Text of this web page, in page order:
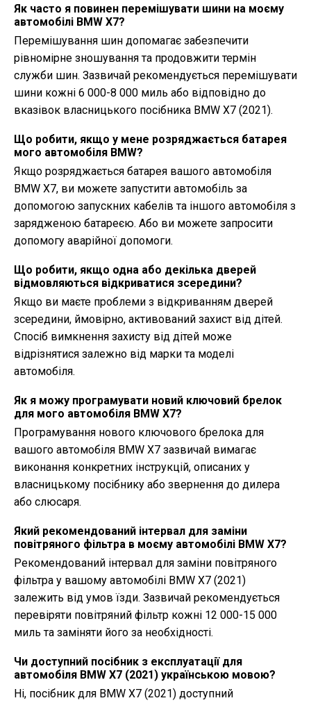
Як часто я повинен перемішувати шини на моєму
автомобілі BMW X7?
Перемішування шин допомагає забезпечити
рівномірне зношування та продовжити термін
служби шин. Зазвичай рекомендується перемішувати
шини кожні 6 000-8 000 миль або відповідно до
вказівок власницького посібника BMW X7 (2021).
Що робити, якщо у мене розряджається батарея
мого автомобіля BMW?
Якщо розряджається батарея вашого автомобіля
BMW X7, ви можете запустити автомобіль за
допомогою запускних кабелів та іншого автомобіля з
зарядженою батареєю. Або ви можете запросити
допомогу аварійної допомоги.
Що робити, якщо одна або декілька дверей
відмовляються відкриватися зсередини?
Якщо ви маєте проблеми з відкриванням дверей
зсередини, ймовірно, активований захист від дітей.
Спосіб вимкнення захисту від дітей може
відрізнятися залежно від марки та моделі
автомобіля.
Як я можу програмувати новий ключовий брелок
для мого автомобіля BMW X7?
Програмування нового ключового брелока для
вашого автомобіля BMW X7 зазвичай вимагає
виконання конкретних інструкцій, описаних у
власницькому посібнику або звернення до дилера
або слюсаря.
Який рекомендований інтервал для заміни
повітряного фільтра в моєму автомобілі BMW X7?
Рекомендований інтервал для заміни повітряного
фільтра у вашому автомобілі BMW X7 (2021)
залежить від умов їзди. Зазвичай рекомендується
перевіряти повітряний фільтр кожні 12 000-15 000
миль та заміняти його за необхідності.
Чи доступний посібник з експлуатації для
автомобіля BMW X7 (2021) українською мовою?
Ні, посібник для BMW X7 (2021) доступний